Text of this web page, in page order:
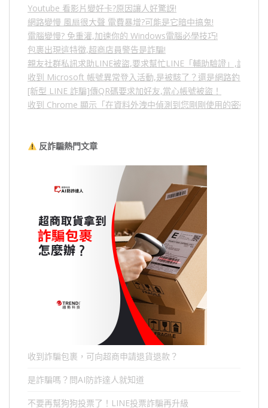
Youtube 看影片變好卡?原因讓人好驚訝!
網路變慢 風扇很大聲 電費暴增?可能是它暗中搞鬼!
電腦變慢? 免重灌,加速你的 Windows電腦必學技巧!
包裹出現這特徵,超商店員警告是詐騙!
親友社群私訊求助LINE被盜,要求幫忙LINE「輔助驗證」,詐騙
收到 Microsoft 帳號異常登入活動,是被駭了？還是網路釣魚？
[新型 LINE 詐騙]傳QR碼要求加好友,當心帳號被盜！
收到 Chrome 顯示「在資料外洩中偵測到您剛剛使用的密碼」
反詐騙熱門文章
收到詐騙包裹，可向超商申請退貨退款？
是詐騙嗎？問AI防詐達人就知道
不要再幫狗狗投票了！LINE投票詐騙再升級